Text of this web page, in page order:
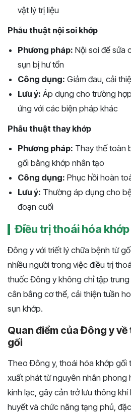
vật lý trị liệu
Phẫu thuật nội soi khớp
Phương pháp: Nội soi để sửa
sụn bị hư tổn
Công dụng: Giảm đau, cải
Lưu ý: Áp dụng cho trường
ứng với các biện pháp khác
Phẫu thuật thay khớp
Phương pháp: Thay thế toàn
gối bằng khớp nhân tạo
Công dụng: Phục hồi hoàn
Lưu ý: Thường áp dụng cho
đoạn cuối
Điều trị thoái hóa
Đông y với triết lý chữa bệnh từ
nhiều người trong việc điều trị
thuốc Đông y không chỉ tập
cân bằng cơ thể, cải thiện tuần
sụn khớp.
Quan điểm của Đông y
gối
Theo Đông y, thoái hóa khớp gối
xuất phát từ nguyên nhân phong
kinh lạc, gây cản trở lưu thông khí
huyết và chức năng tạng phủ,